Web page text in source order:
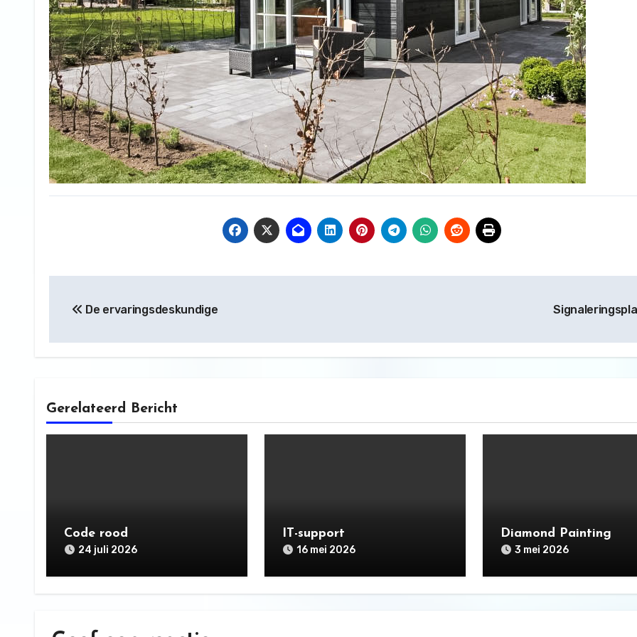
navigatie
De ervaringsdeskundige
Gerelateerd Bericht
Code rood
24 juli 2026
IT-support
16 mei 2026
Diamond Painting
3 mei 2026